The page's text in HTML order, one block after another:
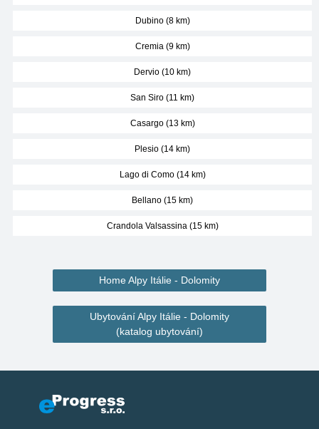
Dubino (8 km)
Cremia (9 km)
Dervio (10 km)
San Siro (11 km)
Casargo (13 km)
Plesio (14 km)
Lago di Como (14 km)
Bellano (15 km)
Crandola Valsassina (15 km)
Home Alpy Itálie - Dolomity
Ubytování Alpy Itálie - Dolomity
(katalog ubytování)